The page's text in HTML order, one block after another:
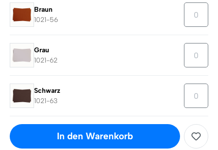
Braun
1021-56
Grau
1021-62
Schwarz
1021-63
In den Warenkorb